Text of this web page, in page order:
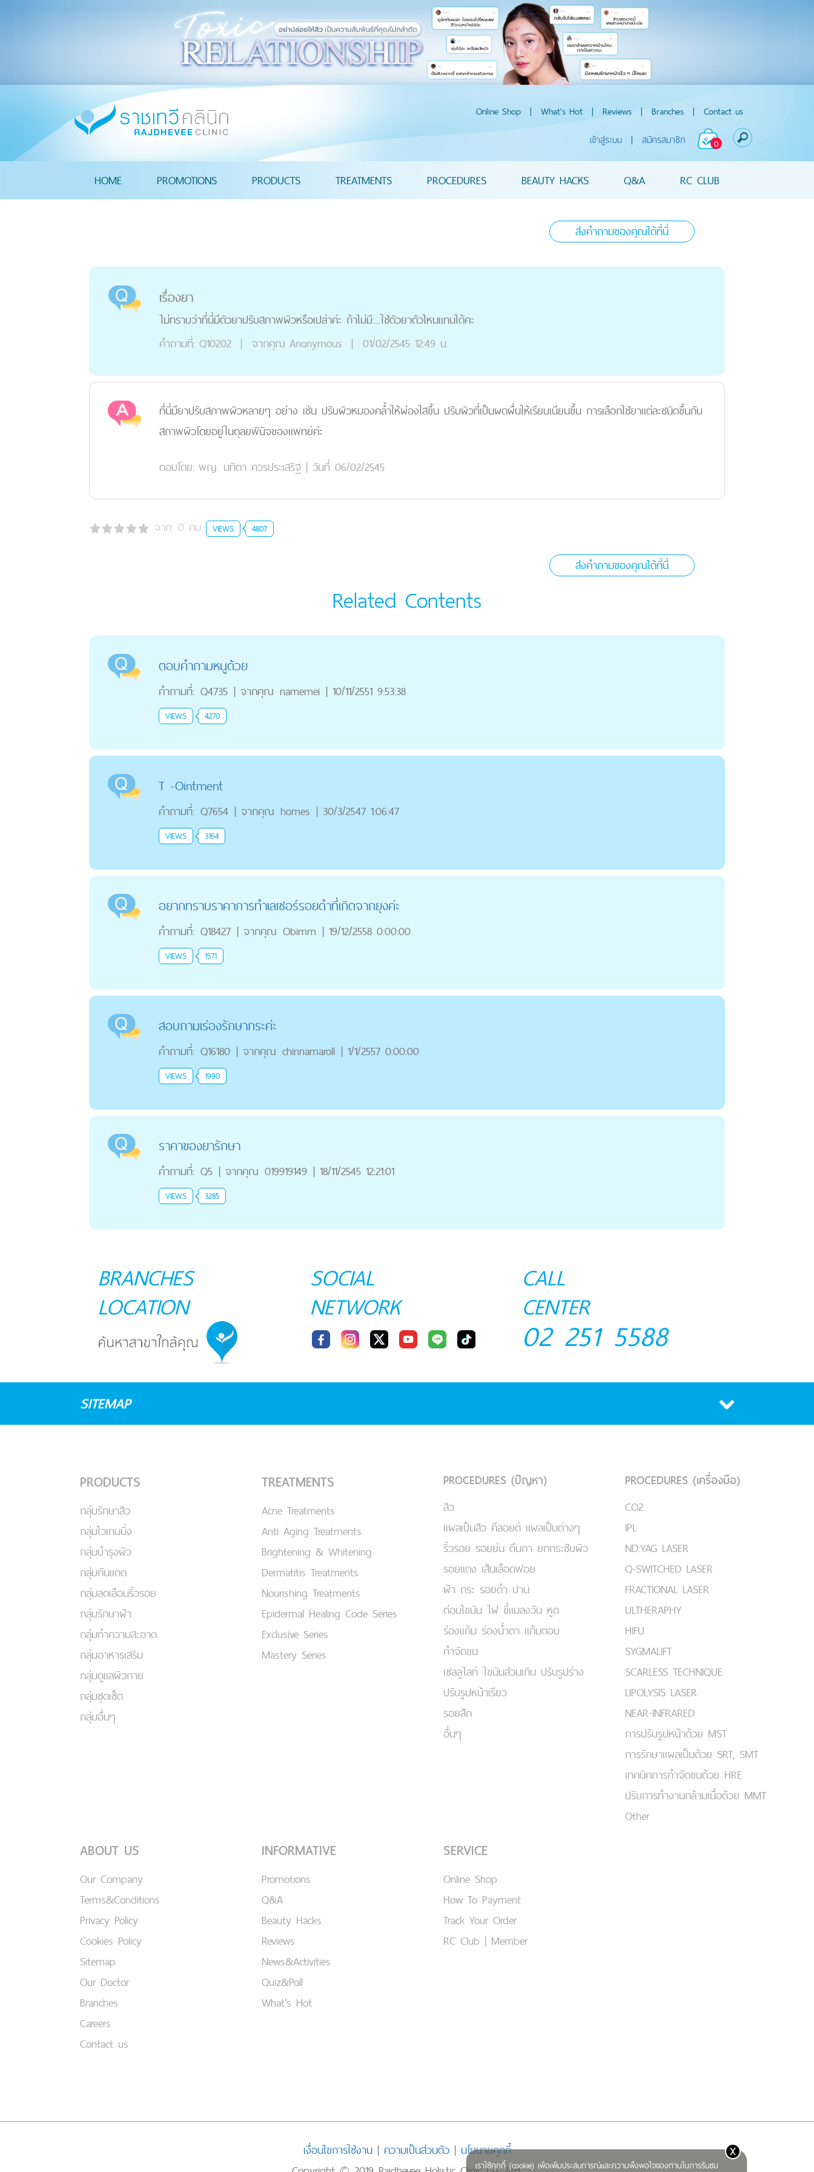
Online Shop | What's Hot | Reviews | Branches | Contact us
0
เข้าสู่ระบบ | สมัครสมาชิก
HOME PROMOTIONS PRODUCTS TREATMENTS PROCEDURES BEAUTY HACKS Q&A RC CLUB
ส่งคำถามของคุณได้ที่นี่
เรื่องยา
ไม่ทราบว่าที่นี่มีตัวยาปรับสภาพผิวหรือเปล่าค่ะ ถ้าไม่มี....ใช้ตัวยาตัวไหนแทนได้คะ
คำถามที่: Q10202 | จากคุณ Anonymous | 01/02/2545 12:49 น.
ที่นี่มียาปรับสภาพผิวหลายๆ อย่าง เช่น ปรับผิวหมองคล้ำให้ผ่องใสขึ้น ปรับผิวที่เป็นผดผื่นให้เรียบเนียนขึ้น การเลือกใช้ยาแต่ละชนิดขึ้นกับ
สภาพผิวโดยอยู่ในดุลยพินิจของแพทย์ค่ะ
ตอบโดย: พญ. นทิตา ควรประเสริฐ | วันที่ 06/02/2545
จาก: 0 คน VIEWS 4807
ส่งคำถามของคุณได้ที่นี่
Related Contents
ตอบคำถามหนูด้วย
คำถามที่: Q4735 | จากคุณ namemei | 10/11/2551 9:53:38
VIEWS 4270
T -Ointment
คำถามที่: Q7654 | จากคุณ homes | 30/3/2547 1:06:47
VIEWS 3164
อยากทราบราคาการทำเลเซอร์รอยดำที่เกิดจากยุงค่ะ
คำถามที่: Q18427 | จากคุณ Obimm | 19/12/2558 0:00:00
VIEWS 1571
สอบถามเร่องรักษากระค่ะ
คำถามที่: Q16180 | จากคุณ chinnamaroll | 1/1/2557 0:00:00
VIEWS 1990
ราคาของยารักษา
คำถามที่: Q5 | จากคุณ 019919149 | 18/11/2545 12:21:01
VIEWS 3285
เราใช้คุกกี้ (cookie) เพื่อเพิ่มประสบการณ์และความพึงพอใจของท่านในการรับชม
x
BRANCHES
LOCATION
SOCIAL
NETWORK
CALL
CENTER
02 251 5588
SITEMAP
PRODUCTS
กลุ่มรักษาสิว
กลุ่มไวเทนนิ่ง
กลุ่มบำรุงผิว
กลุ่มกันแดด
กลุ่มลดเลือนริ้วรอย
กลุ่มรักษาฝ้า
กลุ่มทำความสะอาด
กลุ่มอาหารเสริม
กลุ่มดูแลผิวกาย
กลุ่มชุดเซ็ต
กลุ่มอื่นๆ
TREATMENTS
Acne Treatments
Anti Aging Treatments
Brightening & Whitening
Dermatitis Treatments
Nourishing Treatments
Epidermal Healing Code Series
Exclusive Series
Mastery Series
PROCEDURES (ปัญหา)
สิว
แผลเป็นสิว คีลอยด์ แผลเป็นต่างๆ
ริ้วรอย รอยย่น ตีนกา ยกกระชับผิว
รอยแดง เส้นเลือดฟอย
ฝ้า กระ รอยดำ ปาน
ต่อมไขมัน ไฝ ขี้แมลงวัน หูด
ร่องแก้ม ร่องน้ำตา แก้มตอบ
กำจัดขน
เชลลูไลท์ ไขมันส่วนเกิน ปรับรูปร่าง
ปรับรูปหน้าเรียว
รอยสัก
อื่นๆ
PROCEDURES (เครื่องมือ)
CO2
IPL
ND:YAG LASER
Q-SWITCHED LASER
FRACTIONAL LASER
ULTHERAPHY
HIFU
SYGMALIFT
SCARLESS TECHNIQUE
LIPOLYSIS LASER
NEAR-INFRARED
การปรับรูปหน้าด้วย MST
การรักษาแผลเป็นด้วย SRT, SMT
เทคนิคการกำจัดขนด้วย HRE
ปรับการทำงานกล้ามเนื้อด้วย MMT
Other
ABOUT US
Our Company
Terms&Conditions
Privacy Policy
Cookies Policy
Sitemap
Our Doctor
Branches
Careers
Contact us
INFORMATIVE
Promotions
Q&A
Beauty Hacks
Reviews
News&Activities
Quiz&Poll
What's Hot
SERVICE
Online Shop
How To Payment
Track Your Order
RC Club | Member
เงื่อนไขการใช้งาน| ความเป็นส่วนตัว| นโยบายคุกกี้